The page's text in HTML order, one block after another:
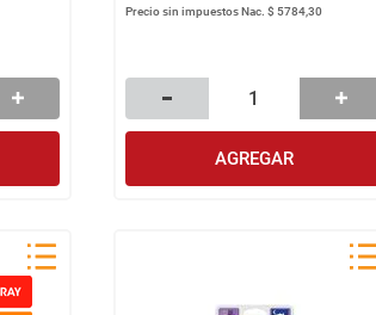
Precio sin impuestos Nac. $ 5784,30
AGREGAR